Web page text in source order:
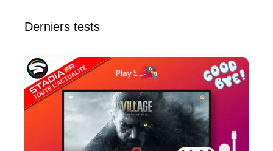
Derniers tests